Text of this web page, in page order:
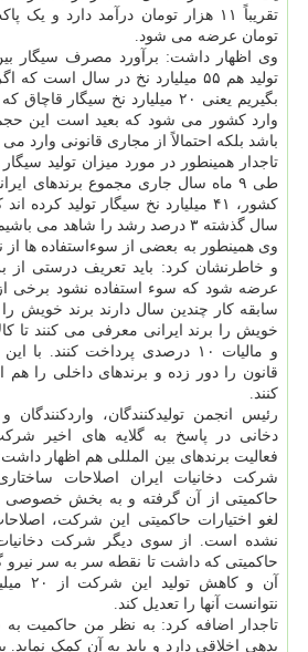
تومان عرضه می شود.
تولید هم ۵۵ میلیارد نخ در سال
وارد کشور می شود که بعید است این
باشد بلکه احتمالاً از مجاری قانونی وارد
تاجدار همینطور در مورد میزان تولید
طی ۹ ماه سال جاری مجموع برندهای
کشور، ۴۱ میلیارد نخ سیگار تولید
سال گذشته ۳ درصد رشد را شاهد می باشیم.
وی همینطور به بعضی از سوءاستفاده ها از
و خاطرنشان کرد: باید تعریف درستی از
عرضه شود که سوء استفاده نشود برخی از
سابقه کار چندین سال دارند برند خویش
خویش را برند ایرانی معرفی می کنند تا
و مالیات ۱۰ درصدی پرداخت کنند.
قانون را دور زده و برندهای داخلی را
کنند.
رئیس انجمن تولیدکنندگان،
دخانی در پاسخ به گلایه های اخیر شرکت
شرکت دخانیات ایران اصلاحات
حاکمیتی از آن گرفته و به بخش خصوصی
لغو اختیارات حاکمیتی این شرکت،
نشده است. از سوی دیگر شرکت
حاکمیتی که داشت تا نقطه سر به سر
آن و
نتوانست آنها را تعدیل کند.
تاجدار اضافه کرد: به نظر من حاکمیت